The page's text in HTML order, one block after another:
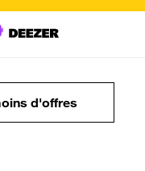
d'offres